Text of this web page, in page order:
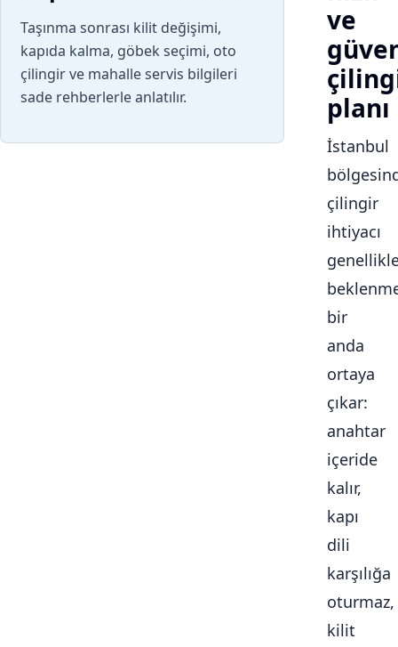
Taşınma sonrası kilit değişimi,
kapıda kalma, göbek seçimi, oto
çilingir ve mahalle servis bilgileri
sade rehberlerle anlatılır.
ve
planı
İstanbul
çilingir
ihtiyacı
bir
anda
ortaya
çıkar:
anahtar
içeride
kalır,
kapı
dili
karşılığa
oturmaz,
kilit